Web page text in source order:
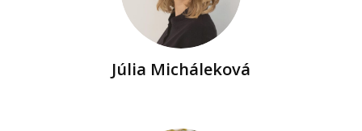
Júlia Micháleková